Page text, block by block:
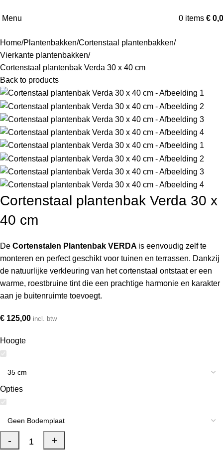
Menu 0 items €
Home Plantenbakken Cortenstaal plantenbakken
Vierkante plantenbakken
Cortenstaal plantenbak Verda 30 x 40 cm
Back to products
Cortenstaal plantenbak Verda 30 x
40 cm
De Cortenstalen Plantenbak VERDA is eenvoudig zelf te
monteren en perfect geschikt voor tuinen en terrassen. Dankzij
de natuurlijke verkleuring van het cortenstaal ontstaat er een
warme, roestbruine tint die een prachtige harmonie en karakter
aan je buitenruimte toevoegt.
€ 125,00 incl. btw
Hoogte
Opties